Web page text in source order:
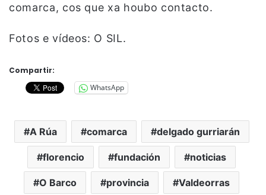
comarca, cos que xa houbo contacto.
Fotos e vídeos: O SIL.
Compartir:
WhatsApp
A Rúa comarca delgado gurriarán
florencio fundación noticias
O Barco provincia Valdeorras